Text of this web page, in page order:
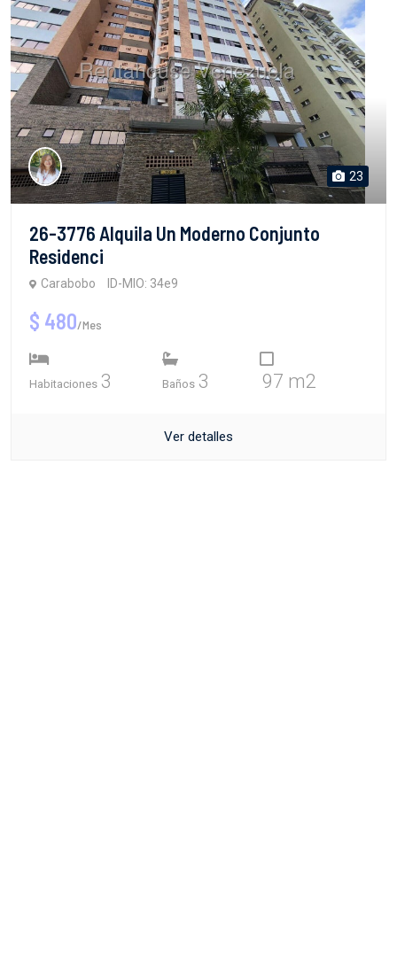
23
26-3776 Alquila Un Moderno Conjunto
Residenci
Carabobo ID-MIO: 34e9
$ 480/Mes
Habitaciones 3 Baños 3 97 m2
Ver detalles